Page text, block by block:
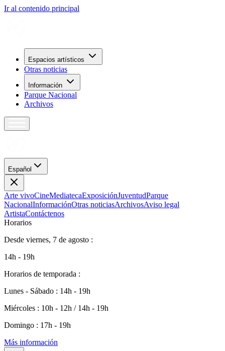
Ir al contenido principal
Espacios artísticos
Otras noticias
Información
Parque Nacional
Archivos
Español
Arte vivoCineMediatecaExposiciónJuventudParque
NacionalInformaciónOtras noticiasArchivosAviso legal
ArtistaContáctenos
Horarios
Desde viernes, 7 de agosto :
14h - 19h
Horarios de temporada :
Lunes - Sábado : 14h - 19h
Miércoles : 10h - 12h / 14h - 19h
Domingo : 17h - 19h
Más información